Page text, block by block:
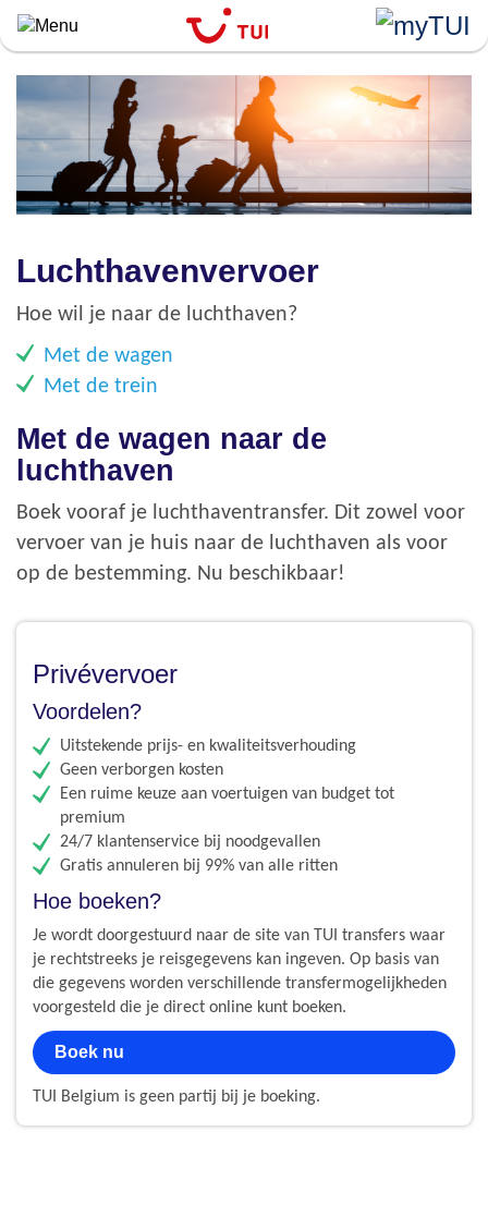
Overslaan
de
gaan
Luchthavenvervoer
Hoe wil je naar de luchthaven?
Met de wagen
Met de trein
Met de wagen naar de
luchthaven
Boek vooraf je luchthaventransfer. Dit zowel voor
vervoer van je huis naar de luchthaven als voor
op de bestemming. Nu beschikbaar!
Privévervoer
Voordelen?
Uitstekende prijs- en kwaliteitsverhouding
Geen verborgen kosten
Een ruime keuze aan voertuigen van budget tot
premium
24/7 klantenservice bij noodgevallen
Gratis annuleren bij 99% van alle ritten
Hoe boeken?
Je wordt doorgestuurd naar de site van TUI transfers waar
je rechtstreeks je reisgegevens kan ingeven. Op basis van
die gegevens worden verschillende transfermogelijkheden
voorgesteld die je direct online kunt boeken.
Boek nu
TUI Belgium is geen partij bij je boeking.